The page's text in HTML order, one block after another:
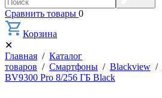
Сравнить товары 0
Корзина
✕
Главная / Каталог
товаров / Смартфоны / Blackview /
BV9300 Pro 8/256 ГБ Black